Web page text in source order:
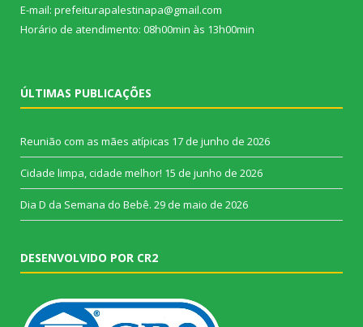
E-mail: prefeiturapalestinapa@gmail.com
Horário de atendimento: 08h00min às 13h00min
ÚLTIMAS PUBLICAÇÕES
Reunião com as mães atípicas 17 de junho de 2026
Cidade limpa, cidade melhor! 15 de junho de 2026
Dia D da Semana do Bebê. 29 de maio de 2026
DESENVOLVIDO POR CR2